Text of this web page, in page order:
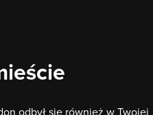
odbył się również w Twojej